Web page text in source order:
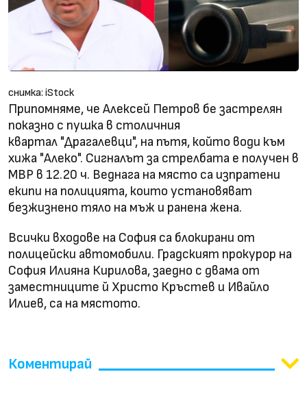
снимка: iStock
Припомняме, че Алексей Петров бе застрелян
показно с пушка в столичния
квартал "Драгалевци", на пътя, който води към
хижа "Алеко". Сигналът за стрелбата е получен в
МВР в 12.20 ч. Веднага на място са изпратени
екипи на полицията, които установяват
безжизнено тяло на мъж и ранена жена.
Всички входове на София са блокирани от
полицейски автомобили. Градският прокурор на
София Илияна Кирилова, заедно с двама от
заместниците й Христо Кръстев и Ивайло
Илиев, са на мястото.
Коментирай